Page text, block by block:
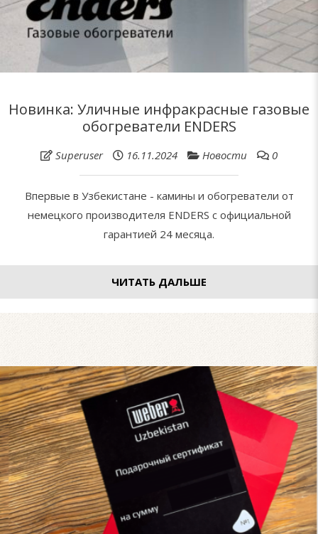
Новинка: Уличные инфракрасные газовые
обогреватели ENDERS
Superuser 16.11.2024 Новости 0
Впервые в Узбекистане - камины и обогреватели от
немецкого производителя ENDERS c официальной
гарантией 24 месяца.
ЧИТАТЬ ДАЛЬШЕ